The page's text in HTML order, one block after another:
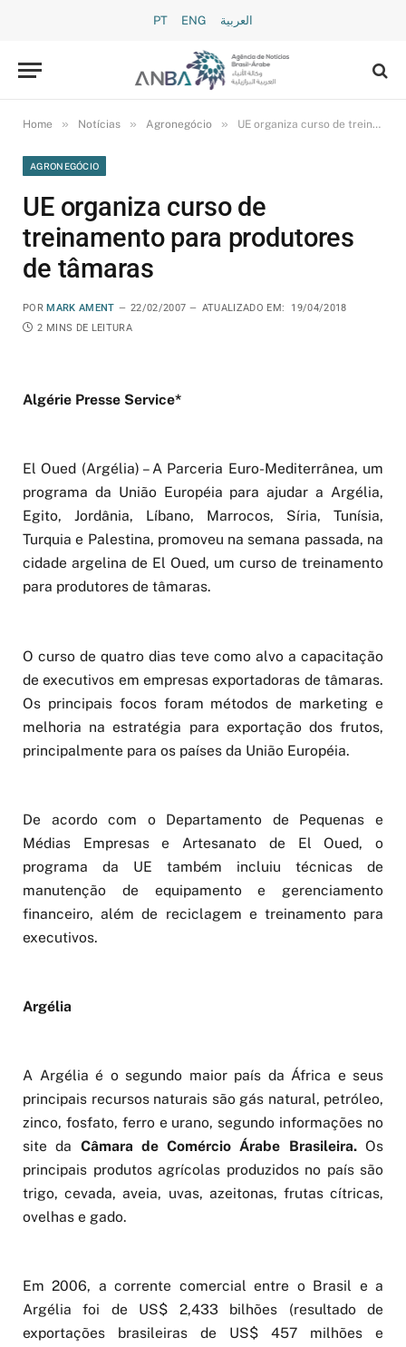
PT ENG العربية
Home » Notícias » Agronegócio » UE organiza curso de treinamento para produtores de tâmaras
AGRONEGÓCIO
UE organiza curso de
treinamento para produtores
de tâmaras
POR MARK AMENT 22/02/2007 ATUALIZADO EM:
19/04/2018
2 MINS DE LEITURA
Algérie Presse Service*
El Oued (Argélia) – A Parceria Euro-Mediterrânea, um
programa da União Européia para ajudar a Argélia,
Egito, Jordânia, Líbano, Marrocos, Síria, Tunísia,
Turquia e Palestina, promoveu na semana passada, na
cidade argelina de El Oued, um curso de treinamento
para produtores de tâmaras.
O curso de quatro dias teve como alvo a capacitação
de executivos em empresas exportadoras de tâmaras.
Os principais focos foram métodos de marketing e
melhoria na estratégia para exportação dos frutos,
principalmente para os países da União Européia.
De acordo com o Departamento de Pequenas e
Médias Empresas e Artesanato de El Oued, o
programa da UE também incluiu técnicas de
manutenção de equipamento e gerenciamento
financeiro, além de reciclagem e treinamento para
executivos.
Argélia
A Argélia é o segundo maior país da África e seus
principais recursos naturais são gás natural, petróleo,
zinco, fosfato, ferro e urano, segundo informações no
site da Câmara de Comércio Árabe Brasileira.Os
principais produtos agrícolas produzidos no país são
trigo, cevada, aveia, uvas, azeitonas, frutas cítricas,
ovelhas e gado.
Em 2006, a corrente comercial entre o Brasil e a
Argélia foi de US$ 2,433 bilhões (resultado de
exportações brasileiras de US$ 457 milhões e